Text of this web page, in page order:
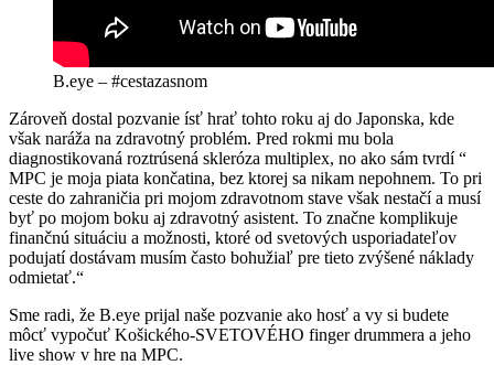
B.eye – #cestazasnom
Zároveň dostal pozvanie ísť hrať tohto roku aj do Japonska, kde
však naráža na zdravotný problém. Pred rokmi mu bola
diagnostikovaná roztrúsená skleróza multiplex, no ako sám tvrdí “
MPC je moja piata končatina, bez ktorej sa nikam nepohnem. To pri
ceste do zahraničia pri mojom zdravotnom stave však nestačí a musí
byť po mojom boku aj zdravotný asistent. To značne komplikuje
finančnú situáciu a možnosti, ktoré od svetových usporiadateľov
podujatí dostávam musím často bohužiaľ pre tieto zvýšené náklady
odmietať.“
Sme radi, že B.eye prijal naše pozvanie ako hosť a vy si budete
môcť vypočuť Košického-SVETOVÉHO finger drummera a jeho
live show v hre na MPC.